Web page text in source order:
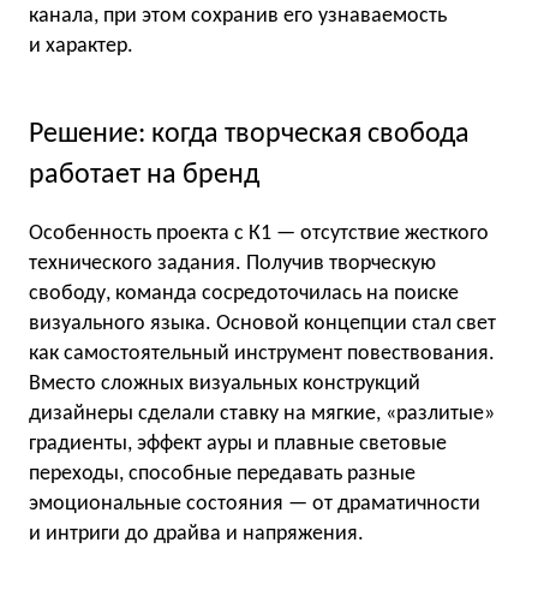
канала, при этом сохранив его узнаваемость
и характер.
Решение: когда творческая свобода
работает на бренд
Особенность проекта с К1 — отсутствие жесткого
технического задания. Получив творческую
свободу, команда сосредоточилась на поиске
визуального языка. Основой концепции стал свет
как самостоятельный инструмент повествования.
Вместо сложных визуальных конструкций
дизайнеры сделали ставку на мягкие, «разлитые»
градиенты, эффект ауры и плавные световые
переходы, способные передавать разные
эмоциональные состояния — от драматичности
и интриги до драйва и напряжения.